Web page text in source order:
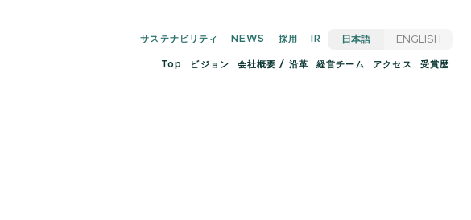
サステナビリティ NEWS 採用 IR 日本語 ENGLISH
Top ビジョン 会社概要 / 沿革 経営チーム アクセス 受賞歴